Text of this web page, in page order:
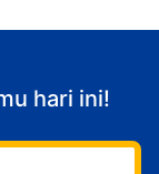
hari ini!